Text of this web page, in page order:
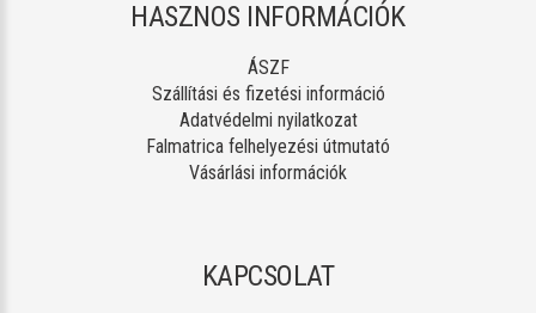
HASZNOS INFORMÁCIÓK
ÁSZF
Szállítási és fizetési információ
Adatvédelmi nyilatkozat
Falmatrica felhelyezési útmutató
Vásárlási információk
KAPCSOLAT